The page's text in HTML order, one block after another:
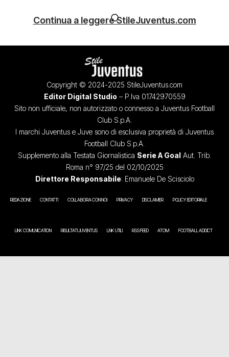
Continua a leggere StileJuventus.com
Copyright © 2024-2025 StileJuventus.com
Editor Digital Studio – P.Iva 01742970559
Sito non ufficiale, non autorizzato o connesso a Juventus Football
Club S.p.A.
I marchi Juventus e Juve sono di esclusiva proprietà di Juventus
Football Club S.p.A.
Supplemento alla Testata Giornalistica Serie A Goal Aut. Trib.
Roma n° 97/25 del 02/10/2025
Direttore Responsabile: Emanuele De Scisciolo
REDAZIONE CONTATTI COLLABORA CON NOI PRIVACY DISCLAIMER POLICY EDITORIALE
LINK COMUNICATION RISULTATI JUVENTUS LINK UTILI RSS FEED ATOM FOOTBALL ADDICT